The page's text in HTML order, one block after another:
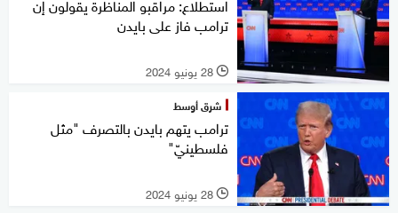
ترامب فاز على بايدن
l 28 يونيو 2024
شرق أوسط
ترامب يتهم بايدن بالتصرف "مثل
فلسطينيّ"
l 28 يونيو 2024